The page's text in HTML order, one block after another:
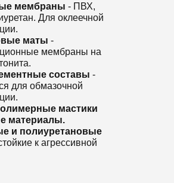
мембраны - ПВХ,
Для оклеечной
маты -
мембраны на
составы -
для обмазочной
мастики
материалы.
и полиуретановые
к агрессивной